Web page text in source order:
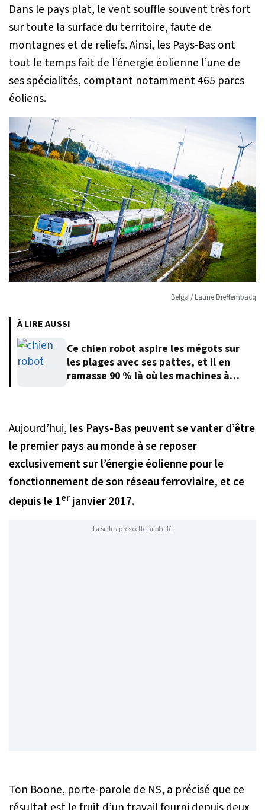
Dans le pays plat, le vent souffle souvent très fort
sur toute la surface du territoire, faute de
montagnes et de reliefs. Ainsi, les Pays-Bas ont
tout le temps fait de l’énergie éolienne l’une de
ses spécialités, comptant notamment 465 parcs
éoliens.
Belga / Laurie Dieffembacq
À LIRE AUSSI
Ce chien robot aspire les mégots sur
les plages avec ses pattes, et il en
ramasse 90 % là où les machines à
Aujourd’hui, les Pays-Bas peuvent se vanter d’être
le premier pays au monde à se reposer
exclusivement sur l’énergie éolienne pour le
fonctionnement de son réseau ferroviaire, et ce
depuis le 1erjanvier 2017.
La suite après cette publicité
Ton Boone, porte-parole de NS, a précisé que ce